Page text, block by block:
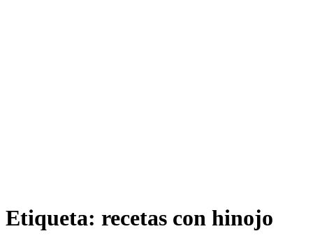
Etiqueta: recetas con hinojo